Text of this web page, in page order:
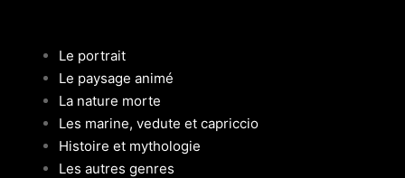
Le portrait
Le paysage animé
La nature morte
Les marine, vedute et capriccio
Histoire et mythologie
Les autres genres